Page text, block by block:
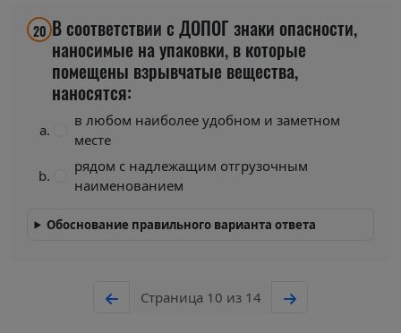
20 В соответствии с ДОПОГ знаки опасности,
наносимые на упаковки, в которые
помещены взрывчатые вещества,
наносятся:
в любом наиболее удобном и заметном
месте
рядом с надлежащим отгрузочным
наименованием
Обоснование правильного варианта ответа
Страница 10 из 14